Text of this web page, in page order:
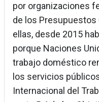
por organizaciones
de los Presupuestos
ellas, desde 2015
porque Naciones
trabajo doméstico
los servicios
Internacional del